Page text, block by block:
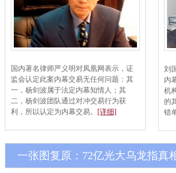
国内著名律师严义明对凤凰网表示，证
监会认定此案内幕交易无任何问题：其
一，杨剑波属于法定内幕知情人；其
二，杨剑波团队通过对冲交易行为获
利，所以认定为内幕交易。 [详细]
刘
内
机
的
错
一张图复原：72亿光大乌龙指真